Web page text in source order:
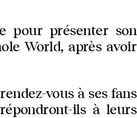
pour présenter son
World, après avoir
vous à ses fans
ils à leurs